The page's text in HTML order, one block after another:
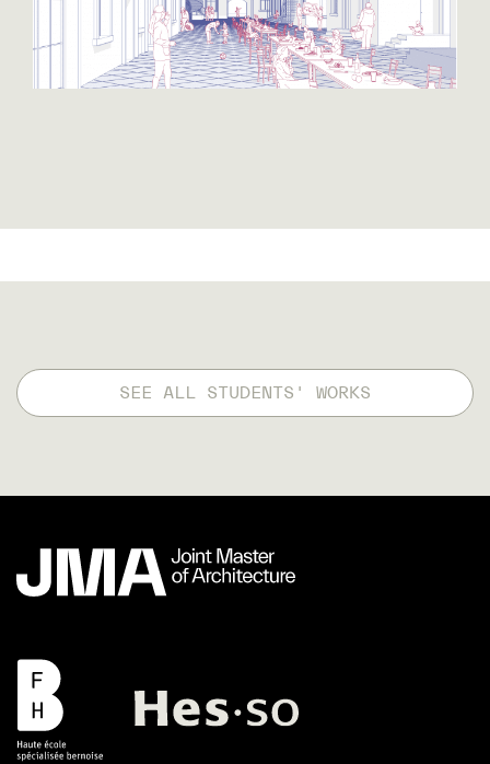
SEE ALL STUDENTS' WORKS